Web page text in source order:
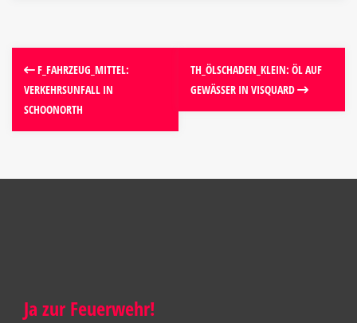
F_FAHRZEUG_MITTEL:
VERKEHRSUNFALL IN
SCHOONORTH
TH_ÖLSCHADEN_KLEIN: ÖL AUF
GEWÄSSER IN VISQUARD
Ja zur Feuerwehr!